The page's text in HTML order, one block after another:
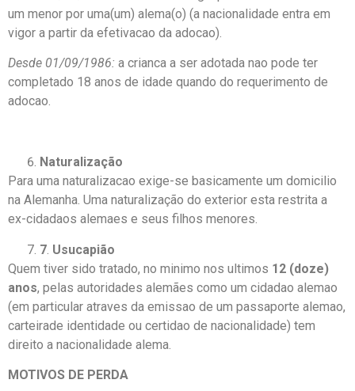
um menor por uma(um) alema(o) (a nacionalidade entra em
vigor a partir da efetivacao da adocao).
Desde 01/09/1986: a crianca a ser adotada nao pode ter
completado 18 anos de idade quando do requerimento de
adocao.
Naturalização
Para uma naturalizacao exige-se basicamente um domicilio
na Alemanha. Uma naturalização do exterior esta restrita a
ex-cidadaos alemaes e seus filhos menores.
7 Usucapião
Quem tiver sido tratado, no minimo nos ultimos 12 (doze)
anos, pelas autoridades alemães como um cidadao alemao
(em particular atraves da emissao de um passaporte alemao,
carteirade identidade ou certidao de nacionalidade) tem
direito a nacionalidade alema.
MOTIVOS DE PERDA